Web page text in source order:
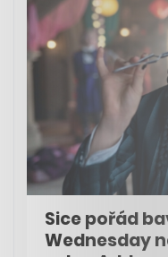
Sice pořád
Wednesday